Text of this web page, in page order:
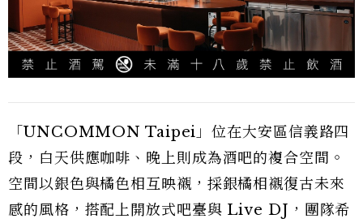
「UNCOMMON Taipei」位在大安區信義路四
段，白天供應咖啡、晚上則成為酒吧的複合空間。
空間以銀色與橘色相互映襯，採銀橘相襯復古未來
感的風格，搭配上開放式吧臺與 Live DJ，團隊希